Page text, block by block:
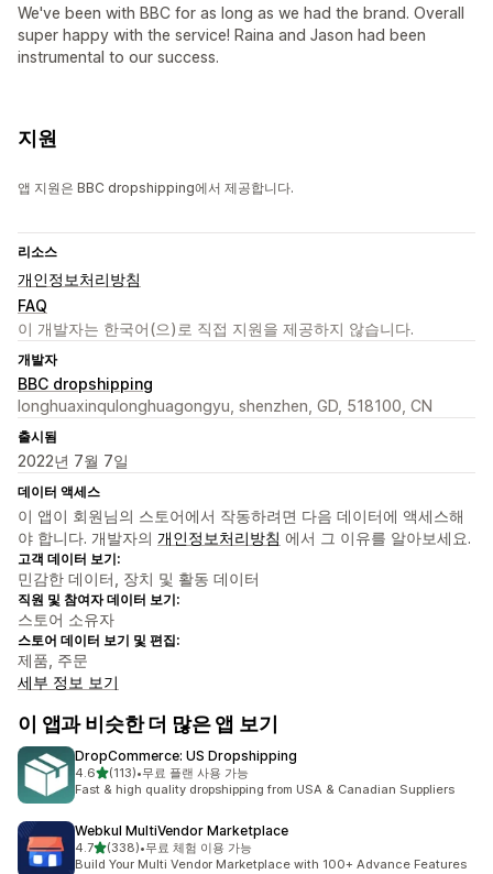
We've been with BBC for as long as we had the brand. Overall
super happy with the service! Raina and Jason had been
instrumental to our success.
지원
앱 지원은 BBC dropshipping에서 제공합니다.
리소스
개인정보처리방침
FAQ
이 개발자는 한국어(으)로 직접 지원을 제공하지 않습니다.
개발자
BBC dropshipping
longhuaxinqulonghuagongyu, shenzhen, GD, 518100, CN
출시됨
2022년 7월 7일
데이터 액세스
이 앱이 회원님의 스토어에서 작동하려면 다음 데이터에 액세스해
야 합니다. 개발자의 개인정보처리방침 에서 그 이유를 알아보세요.
고객 데이터 보기:
민감한 데이터, 장치 및 활동 데이터
직원 및 참여자 데이터 보기:
스토어 소유자
스토어 데이터 보기 및 편집:
제품, 주문
세부 정보 보기
이 앱과 비슷한 더 많은 앱 보기
DropCommerce: US Dropshipping
4.6별 5개 중
(113)
총 리뷰 113개
•무료 플랜 사용 가능
Fast & high quality dropshipping from USA & Canadian Suppliers
Webkul MultiVendor Marketplace
4.7별 5개 중
(338)
총 리뷰 338개
•무료 체험 이용 가능
Build Your Multi Vendor Marketplace with 100+ Advance Features